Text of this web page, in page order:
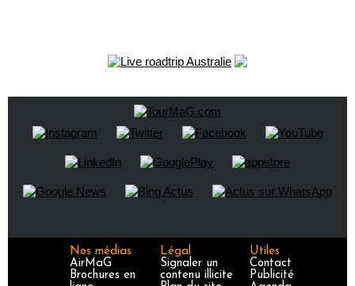
Nos médias
AirMaG
Brochures en
Légal
Signaler un
contenu illicite
Utiles
Contact
Publicité